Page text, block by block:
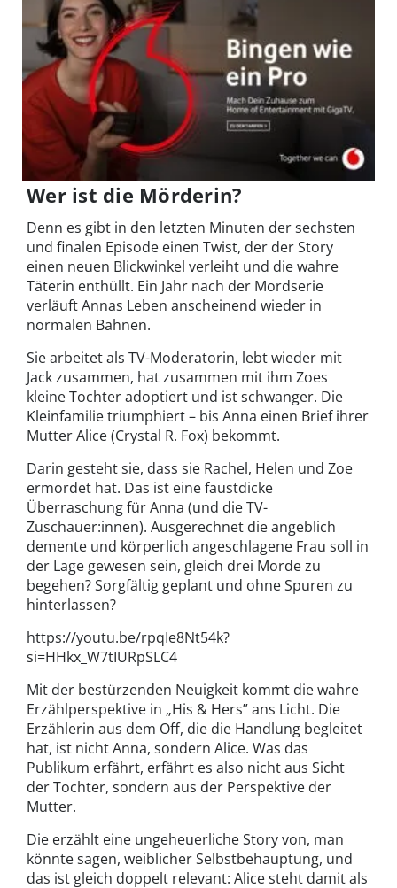
Wer ist die Mörderin?
Denn es gibt in den letzten Minuten der sechsten
und finalen Episode einen Twist, der der Story
einen neuen Blickwinkel verleiht und die wahre
Täterin enthüllt. Ein Jahr nach der Mordserie
verläuft Annas Leben anscheinend wieder in
normalen Bahnen.
Sie arbeitet als TV-Moderatorin, lebt wieder mit
Jack zusammen, hat zusammen mit ihm Zoes
kleine Tochter adoptiert und ist schwanger. Die
Kleinfamilie triumphiert – bis Anna einen Brief ihrer
Mutter Alice (Crystal R. Fox) bekommt.
Darin gesteht sie, dass sie Rachel, Helen und Zoe
ermordet hat. Das ist eine faustdicke
Überraschung für Anna (und die TV-
Zuschauer:innen). Ausgerechnet die angeblich
demente und körperlich angeschlagene Frau soll in
der Lage gewesen sein, gleich drei Morde zu
begehen? Sorgfältig geplant und ohne Spuren zu
hinterlassen?
https://youtu.be/rpqIe8Nt54k?
si=HHkx_W7tIURpSLC4
Mit der bestürzenden Neuigkeit kommt die wahre
Erzählperspektive in „His & Hers” ans Licht. Die
Erzählerin aus dem Off, die die Handlung begleitet
hat, ist nicht Anna, sondern Alice. Was das
Publikum erfährt, erfährt es also nicht aus Sicht
der Tochter, sondern aus der Perspektive der
Mutter.
Die erzählt eine ungeheuerliche Story von, man
könnte sagen, weiblicher Selbstbehauptung, und
das ist gleich doppelt relevant: Alice steht damit als